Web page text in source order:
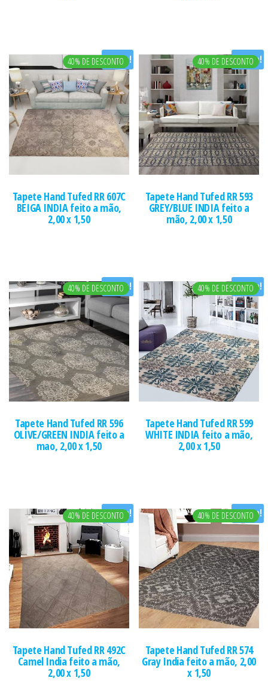
Oferta!
40% DE DESCONTO
Tapete Hand Tufed RR 607C
BEIGA INDIA feito a mão,
2,00 x 1,50
Oferta!
40% DE DESCONTO
Tapete Hand Tufed RR 593
GREY/BLUE INDIA feito a
mão, 2,00 x 1,50
Oferta!
40% DE DESCONTO
Tapete Hand Tufed RR 596
OLIVE/GREEN INDIA feito a
mao, 2,00 x 1,50
Oferta!
40% DE DESCONTO
Tapete Hand Tufed RR 599
WHITE INDIA feito a mão,
2,00 x 1,50
Oferta!
40% DE DESCONTO
Tapete Hand Tufed RR 492C
Camel India feito a mão,
2,00 x 1,50
Oferta!
40% DE DESCONTO
Tapete Hand Tufed RR 574
Gray India feito a mão, 2,00
x 1,50